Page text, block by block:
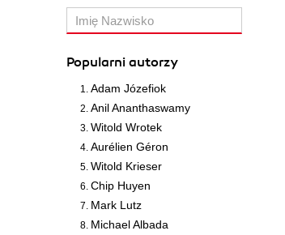
Popularni autorzy
Adam Józefiok
Anil Ananthaswamy
Witold Wrotek
Aurélien Géron
Witold Krieser
Chip Huyen
Mark Lutz
Michael Albada